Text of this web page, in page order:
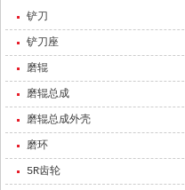
铲刀
铲刀座
磨辊
磨辊总成
磨辊总成外壳
磨环
5R齿轮